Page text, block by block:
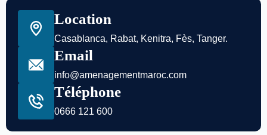
Location
Casablanca, Rabat, Kenitra, Fès, Tanger.
Email
info@amenagementmaroc.com
Téléphone
0666 121 600